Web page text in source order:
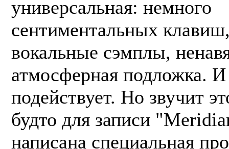
универсальная: немного
сентиментальных
вокальные сэмплы,
атмосферная подложка. И
подействует. Но звучит
будто для записи
написана специальная